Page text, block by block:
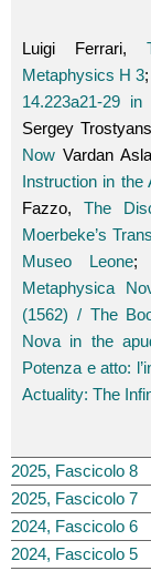
Luigi Ferrari,
Metaphysics H 3
14.223a21-29
Sergey
Now Vardan
Instruction in the
Fazzo, The
Moerbeke’s
Museo Leone;
Metaphysica
(1562) / The
Nova in the
Potenza e atto:
Actuality: The
2025, Fascicolo 8
2025, Fascicolo 7
2024, Fascicolo 6
2024, Fascicolo 5